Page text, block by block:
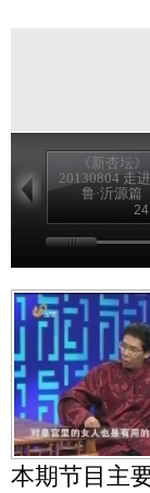
《新杏坛》
20130804 走
鲁·沂源篇
本期节目主